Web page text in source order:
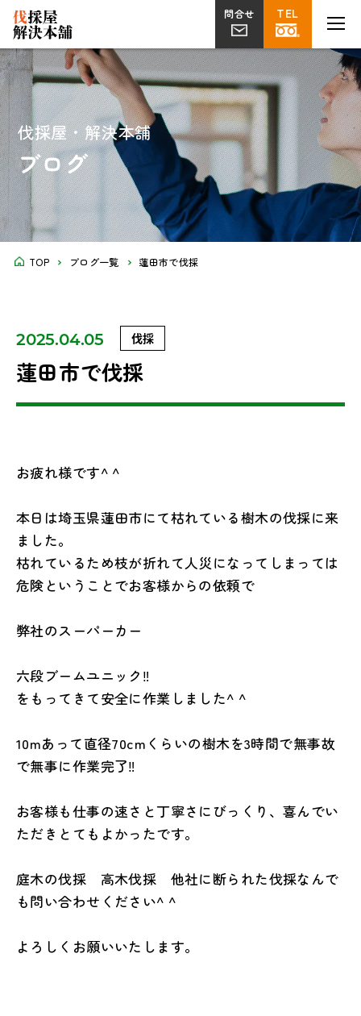
問合せ TEL
問合せ TEL
伐採屋・解決本舗
ブログ
TOP ブログ一覧 蓮田市で伐採
2025.04.05 伐採
蓮田市で伐採
お疲れ様です^ ^
本日は埼玉県蓮田市にて枯れている樹木の伐採に来
ました。
枯れているため枝が折れて人災になってしまっては
危険ということでお客様からの依頼で
弊社のスーパーカー
六段ブームユニック‼︎
をもってきて安全に作業しました^ ^
10mあって直径70cmくらいの樹木を3時間で無事故
で無事に作業完了‼︎
お客様も仕事の速さと丁寧さにびっくり、喜んでい
ただきとてもよかったです。
庭木の伐採 高木伐採 他社に断られた伐採なんで
も問い合わせください^ ^
よろしくお願いいたします。
伐採
剪定
植栽・外構
解体工事
屋上
菜園